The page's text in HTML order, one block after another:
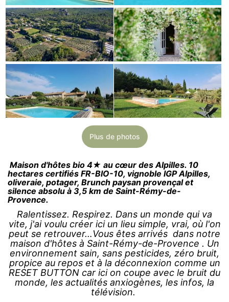
Plus de photos
Maison d'hôtes bio 4★ au cœur des Alpilles. 10
hectares certifiés FR-BIO-10, vignoble IGP Alpilles,
oliveraie, potager, Brunch paysan provençal et
silence absolu à 3,5 km de Saint-Rémy-de-
Provence.
Ralentissez. Respirez. Dans un monde qui va
vite, j'ai voulu créer ici un lieu simple, vrai, où l'on
peut se retrouver…Vous êtes arrivés dans notre
maison d'hôtes à Saint-Rémy-de-Provence . Un
environnement sain, sans pesticides, zéro bruit,
propice au repos et à la déconnexion comme un
RESET BUTTON car ici on coupe avec le bruit du
monde, les actualités anxiogènes, les infos, la
télévision.